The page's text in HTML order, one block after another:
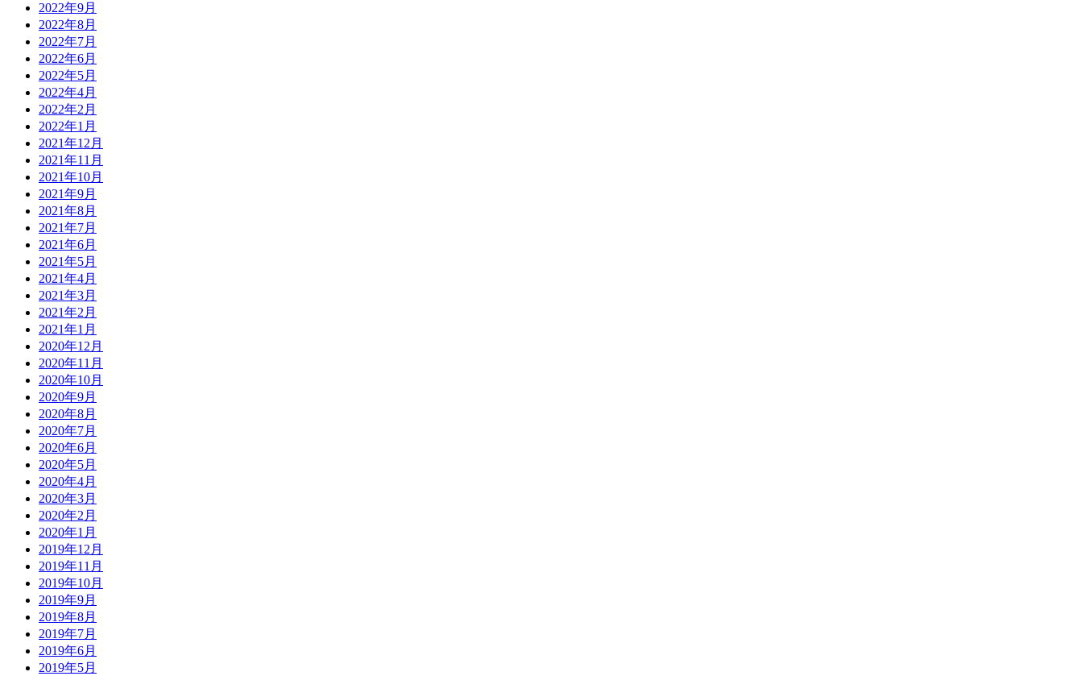
2022年9月
2022年8月
2022年7月
2022年6月
2022年5月
2022年4月
2022年2月
2022年1月
2021年12月
2021年11月
2021年10月
2021年9月
2021年8月
2021年7月
2021年6月
2021年5月
2021年4月
2021年3月
2021年2月
2021年1月
2020年12月
2020年11月
2020年10月
2020年9月
2020年8月
2020年7月
2020年6月
2020年5月
2020年4月
2020年3月
2020年2月
2020年1月
2019年12月
2019年11月
2019年10月
2019年9月
2019年8月
2019年7月
2019年6月
2019年5月